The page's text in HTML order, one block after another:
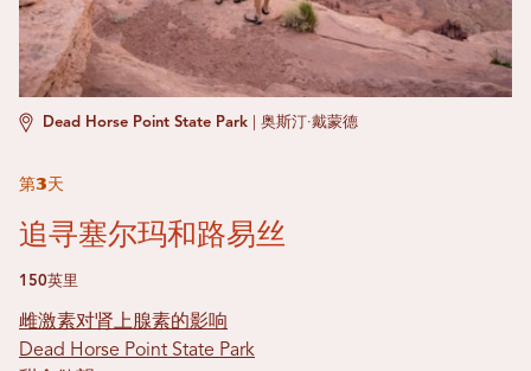
Dead Horse Point State Park 奥斯汀·戴蒙德
第3天
追寻塞尔玛和路易丝
150英里
雌激素对肾上腺素的影响
Dead Horse Point State Park